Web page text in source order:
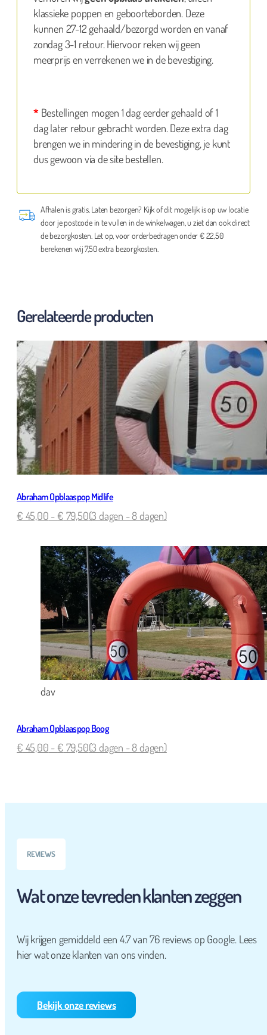
klassieke poppen en geboorteborden. Deze
kunnen 27-12 gehaald/bezorgd worden en vanaf
zondag 3-1 retour. Hiervoor reken wij geen
meerprijs en verrekenen we in de bevestiging.
* Bestellingen mogen 1 dag eerder gehaald of 1
dag later retour gebracht worden. Deze extra dag
brengen we in mindering in de bevestiging, je kunt
dus gewoon via de site bestellen.
Afhalen is gratis. Laten bezorgen? Kijk of dit mogelijk is op uw locatie
door je postcode in te vullen in de winkelwagen, u ziet dan ook direct
de bezorgkosten. Let op, voor orderbedragen onder € 22,50
berekenen wij 7,50 extra bezorgkosten.
Gerelateerde producten
Abraham Opblaaspop Midlife
€ 45,00 - € 79,50(3 dagen - 8 dagen)
dav
Abraham Opblaaspop Boog
€ 45,00 - € 79,50(3 dagen - 8 dagen)
REVIEWS
Wat onze tevreden klanten zeggen
Wij krijgen gemiddeld een 4.7 van 76 reviews op Google. Lees
hier wat onze klanten van ons vinden.
Bekijk onze reviews